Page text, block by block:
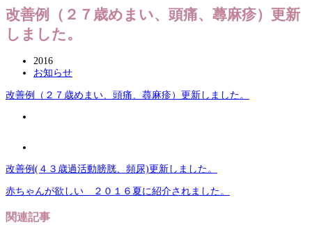
改善例（２７歳めまい、頭痛、蕁麻疹）更新
しました。
2016
お知らせ
改善例（２７歳めまい、頭痛、蕁麻疹）更新しました。
改善例(４３歳過活動膀胱、頻尿)更新しました。
赤ちゃんが欲しい ２０１６夏に紹介されました。
関連記事